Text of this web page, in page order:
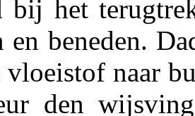
bij het
en beneden.
vloeistof naar
den